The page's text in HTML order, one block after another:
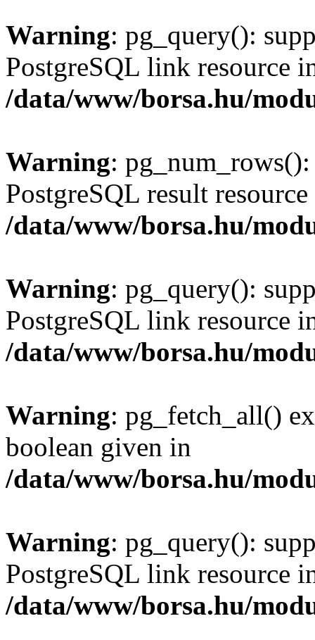
Warning: pg_query():
PostgreSQL link resource
/data/www/borsa.hu/
Warning:
PostgreSQL result
/data/www/borsa.hu/
Warning: pg_query():
PostgreSQL link resource
/data/www/borsa.hu/
Warning: pg_fetch_all()
boolean given in
/data/www/borsa.hu/
Warning: pg_query():
PostgreSQL link resource
/data/www/borsa.hu/